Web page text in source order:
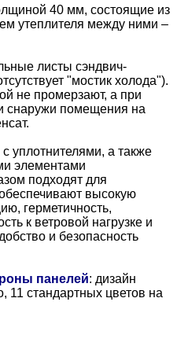
40 мм, состоящие из
утеплителя между ними –
листы сэндвич-
"мостик холода").
не промерзают, а при
снаружи помещения на
уплотнителями, а также
элементами
подходят для
высокую
герметичность,
к ветровой нагрузке и
и безопасность
панелей: дизайн
11 стандартных цветов на